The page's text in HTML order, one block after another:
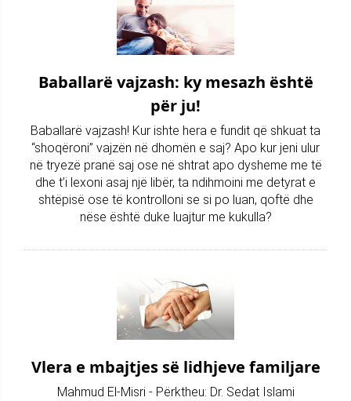
Baballarë vajzash: ky mesazh është
për ju!
Baballarë vajzash! Kur ishte hera e fundit që shkuat ta
“shoqëroni” vajzën në dhomën e saj? Apo kur jeni ulur
në tryezë pranë saj ose në shtrat apo dysheme me të
dhe t’i lexoni asaj një libër, ta ndihmoini me detyrat e
shtëpisë ose të kontrolloni se si po luan, qoftë dhe
nëse është duke luajtur me kukulla?
Vlera e mbajtjes së lidhjeve familjare
Mahmud El-Misri - Përktheu: Dr. Sedat Islami